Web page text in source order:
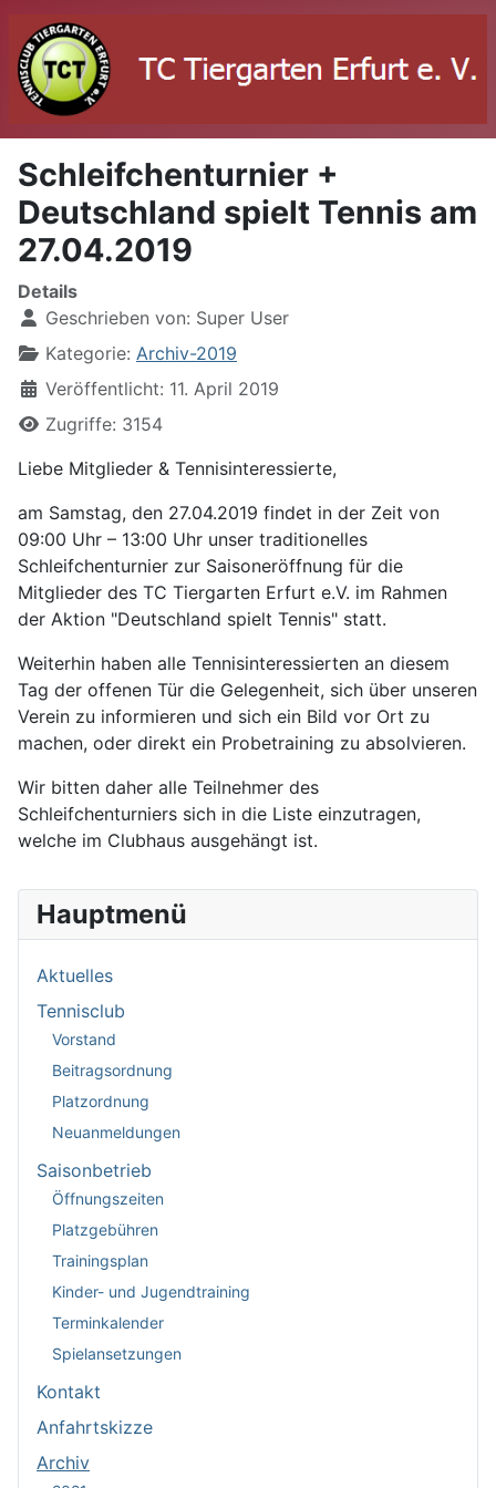
Hauptmenü
Aktuelles
Tennisclub
Vorstand
Beitragsordnung
Platzordnung
Neuanmeldungen
Saisonbetrieb
Öffnungszeiten
Platzgebühren
Trainingsplan
Kinder- und Jugendtraining
Terminkalender
Spielansetzungen
Kontakt
Anfahrtskizze
Archiv
Schleifchenturnier +
Deutschland spielt Tennis am
27.04.2019
Details
Geschrieben von: Super User
Kategorie: Archiv-2019
Veröffentlicht: 11. April 2019
Zugriffe: 3154
Liebe Mitglieder & Tennisinteressierte,
am Samstag, den 27.04.2019 findet in der Zeit von
09:00 Uhr – 13:00 Uhr unser traditionelles
Schleifchenturnier zur Saisoneröffnung für die
Mitglieder des TC Tiergarten Erfurt e.V. im Rahmen
der Aktion "Deutschland spielt Tennis" statt.
Weiterhin haben alle Tennisinteressierten an diesem
Tag der offenen Tür die Gelegenheit, sich über unseren
Verein zu informieren und sich ein Bild vor Ort zu
machen, oder direkt ein Probetraining zu absolvieren.
Wir bitten daher alle Teilnehmer des
Schleifchenturniers sich in die Liste einzutragen,
welche im Clubhaus ausgehängt ist.